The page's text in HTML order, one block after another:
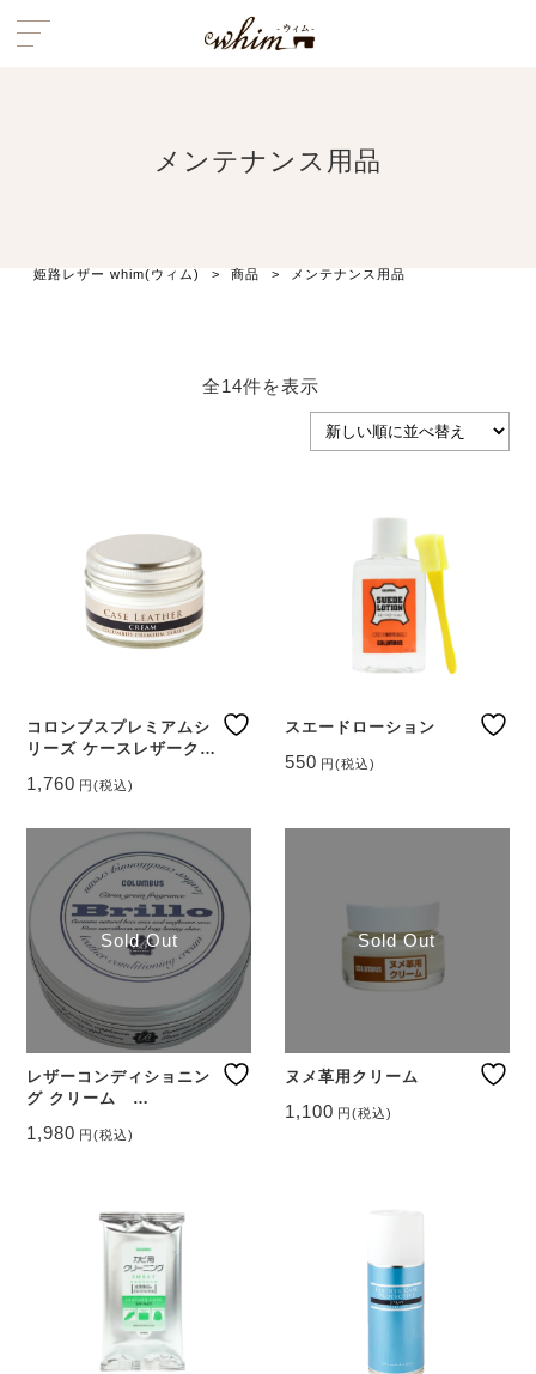
メンテナンス用品
姫路レザー whim(ウィム) > 商品 > メンテナンス用品
全14件を表示
し
い
順
コロンブスプレミアムシ
リーズ ケースレザークリ
1,760 円(税込)
スエードローション
550 円(税込)
Sold Out
レザーコンディショニン
グ クリーム
1,980 円(税込)
Sold Out
ヌメ革用クリーム
1,100 円(税込)